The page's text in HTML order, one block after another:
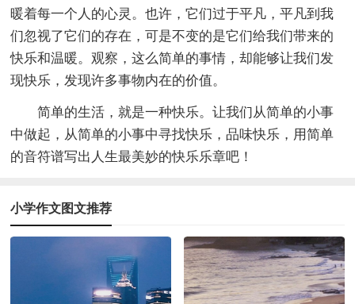
暖着每一个人的心灵。也许，它们过于平凡，平凡到我
们忽视了它们的存在，可是不变的是它们给我们带来的
快乐和温暖。观察，这么简单的事情，却能够让我们发
现快乐，发现许多事物内在的价值。
简单的生活，就是一种快乐。让我们从简单的小事
中做起，从简单的小事中寻找快乐，品味快乐，用简单
的音符谱写出人生最美妙的快乐乐章吧！
小学作文图文推荐